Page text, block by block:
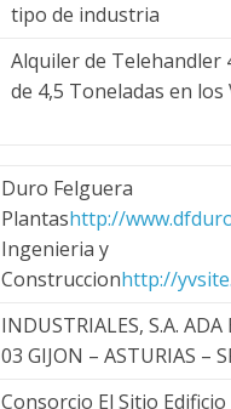
tipo de industria
Alquiler de Telehandler
de 4,5 Toneladas en los
Duro Felguera
Plantashttp://
Ingenieria y
Construccionhttp://
INDUSTRIALES, S.A.
03 GIJON – ASTURIAS –
Consorcio El Sitio